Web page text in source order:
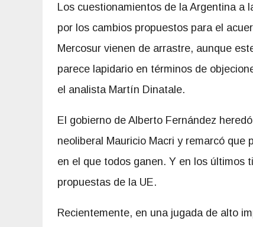
Los cuestionamientos de la Argentina a
por los cambios propuestos para el
Mercosur vienen de arrastre, aunque
parece lapidario en términos de
el analista Martín Dinatale.
El gobierno de Alberto Fernández
neoliberal Mauricio Macri y remarcó que
en el que todos ganen. Y en los últimos
propuestas de la UE.
Recientemente, en una jugada de alto